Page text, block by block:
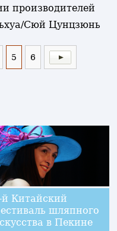
производителей
Сюй Цунцзюнь
5 6
й Китайский
шляпного
в Пекине